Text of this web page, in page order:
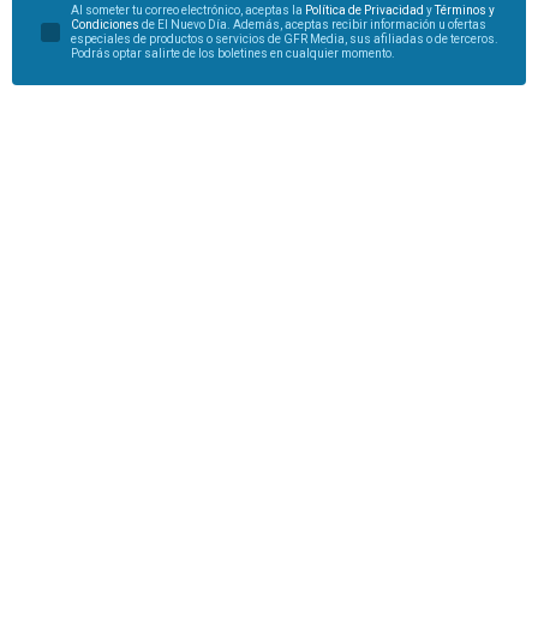
Al someter tu correo electrónico, aceptas la Política de Privacidad yTérminos y
Condiciones de El Nuevo Día. Además, aceptas recibir información u ofertas
especiales de productos o servicios de GFR Media, sus afiliadas o de terceros.
Podrás optar salirte de los boletines en cualquier momento.